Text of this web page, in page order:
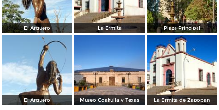
El Arquero La Ermita Plaza Principal
El Arquero Museo Coahuila y Texas La Ermita de Zapopan